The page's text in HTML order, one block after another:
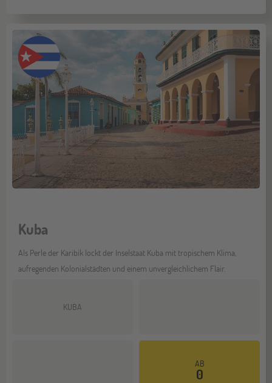
Kuba
Als Perle der Karibik lockt der Inselstaat Kuba mit tropischem Klima,
aufregenden Kolonialstädten und einem unvergleichlichem Flair.
KUBA
AB
0